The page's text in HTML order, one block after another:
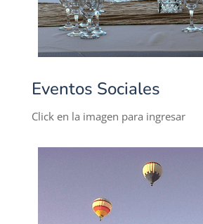
Eventos Sociales
Click en la imagen para ingresar